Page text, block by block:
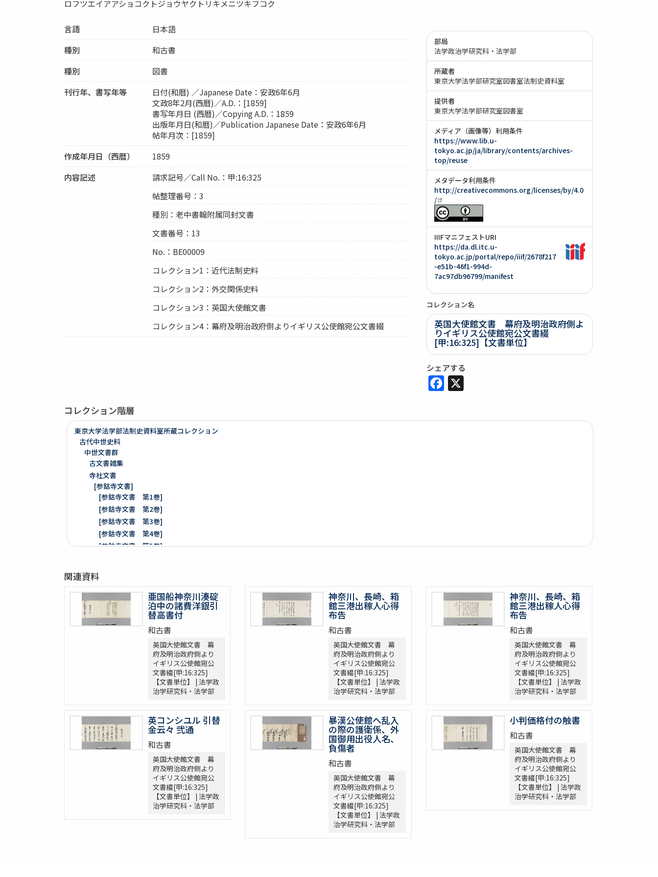
ロフツエイアアショコクトジョウヤクトリキメニツキフコク
言語
日本語
種別
和古書
種別
図書
刊行年、書写年等
日付(和暦) ／Japanese Date：安政6年6月
文政8年2月(西暦)／A.D.：[1859]
書写年月日 (西暦)／Copying A.D.：1859
出版年月日(和暦)／Publication Japanese Date：安政6年6月
帖年月次：[1859]
作成年月日（西暦）
1859
内容記述
請求記号／Call No.：甲:16:325
帖整理番号：3
種別：老中書翰附属同封文書
文書番号：13
No.：BE00009
コレクション1：近代法制史料
コレクション2：外交関係史料
コレクション3：英国大使館文書
コレクション4：幕府及明治政府側よりイギリス公使館宛公文書綴
部局
法学政治学研究科・法学部
所蔵者
東京大学法学部研究室図書室法制史資料室
提供者
東京大学法学部研究室図書室
メディア（画像等）利用条件
https://www.lib.u-
tokyo.ac.jp/ja/library/contents/archives-
top/reuse
メタデータ利用条件
http://creativecommons.org/licenses/by/4.0
/
IIIFマニフェストURI
https://da.dl.itc.u-
tokyo.ac.jp/portal/repo/iiif/2678f217
-e51b-46f1-994d-
7ac97db96799/manifest
コレクション名
英国大使館文書 幕府及明治政府側よ
りイギリス公使館宛公文書綴
[甲:16:325]【文書単位】
シェアする
Facebook
X
コレクション階層
東京大学法学部法制史資料室所蔵コレクション
古代中世史料
中世文書群
古文書雑集
寺社文書
[参鈷寺文書]
[参鈷寺文書 第1巻]
[参鈷寺文書 第2巻]
[参鈷寺文書 第3巻]
[参鈷寺文書 第4巻]
[参鈷寺文書 第5巻]
楽翁公旧蔵／参鈷寺文書留 完
[城東寺文書]
綸旨五通[城東寺文書 第1巻]
[城東寺文書 第2巻]
[中世沽券状など貼り交ぜ]
[樺山家文書 第1巻]
[樺山家文書 第2巻]
[樺山家文書 第3巻]
[樺山家文書 第4巻]
九条公爵家旧蔵古典籍
令集解[甲:2:1147]
関連資料
亜国船神奈川湊碇
泊中の諸費洋銀引
替高書付
和古書
英国大使館文書 幕
府及明治政府側より
イギリス公使館宛公
文書綴[甲:16:325]
【文書単位】 | 法学政
治学研究科・法学部
神奈川、長崎、箱
館三港出稼人心得
布告
和古書
英国大使館文書 幕
府及明治政府側より
イギリス公使館宛公
文書綴[甲:16:325]
【文書単位】 | 法学政
治学研究科・法学部
神奈川、長崎、箱
館三港出稼人心得
布告
和古書
英国大使館文書 幕
府及明治政府側より
イギリス公使館宛公
文書綴[甲:16:325]
【文書単位】 | 法学政
治学研究科・法学部
英コンシユル 引替
金云々 弐通
和古書
英国大使館文書 幕
府及明治政府側より
イギリス公使館宛公
文書綴[甲:16:325]
【文書単位】 | 法学政
治学研究科・法学部
暴漢公使館へ乱入
の際の護衛係、外
国御用出役人名、
負傷者
和古書
英国大使館文書 幕
府及明治政府側より
イギリス公使館宛公
文書綴[甲:16:325]
【文書単位】 | 法学政
治学研究科・法学部
小判価格付の触書
和古書
英国大使館文書 幕
府及明治政府側より
イギリス公使館宛公
文書綴[甲:16:325]
【文書単位】 | 法学政
治学研究科・法学部